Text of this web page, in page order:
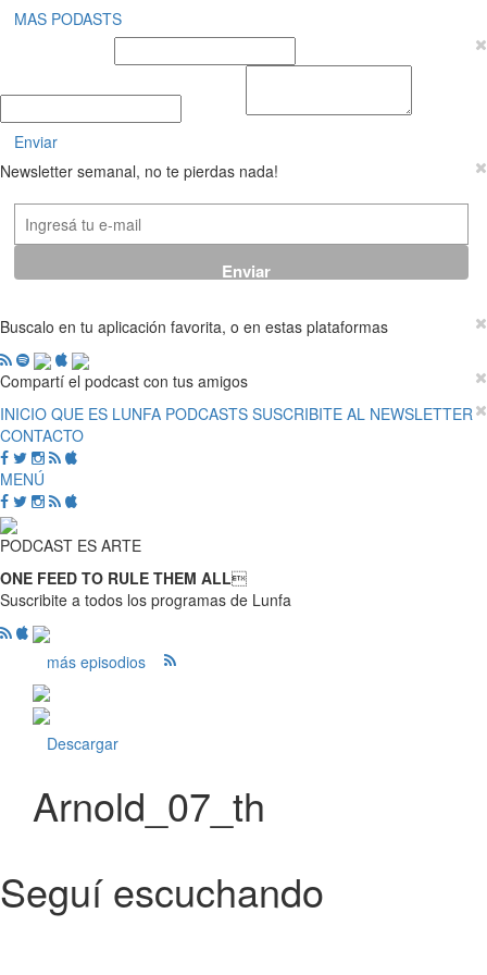
MAS PODASTS
Enviar
Newsletter semanal, no te pierdas nada!
Buscalo en tu aplicación favorita, o en estas plataformas
Compartí el podcast con tus amigos
INICIO QUE ES LUNFA PODCASTS SUSCRIBITE AL NEWSLETTER
CONTACTO
MENÚ
PODCAST ES ARTE
ONE FEED TO RULE THEM ALL
Suscribite a todos los programas de Lunfa
más episodios
Descargar
Arnold_07_th
Seguí escuchando